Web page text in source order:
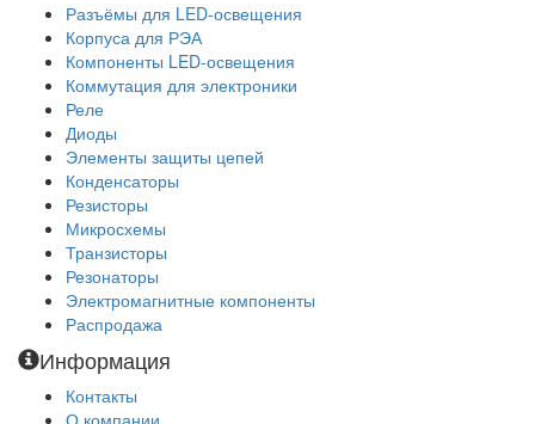
Разъёмы для LED-освещения
Корпуса для РЭА
Компоненты LED-освещения
Коммутация для электроники
Реле
Диоды
Элементы защиты цепей
Конденсаторы
Резисторы
Микросхемы
Транзисторы
Резонаторы
Электромагнитные компоненты
Распродажа
Информация
Контакты
О компании